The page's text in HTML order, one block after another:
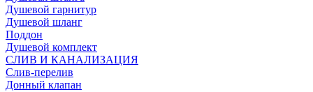
Душевой гарнитур
Душевой шланг
Поддон
Душевой комплект
СЛИВ И КАНАЛИЗАЦИЯ
Слив-перелив
Донный клапан